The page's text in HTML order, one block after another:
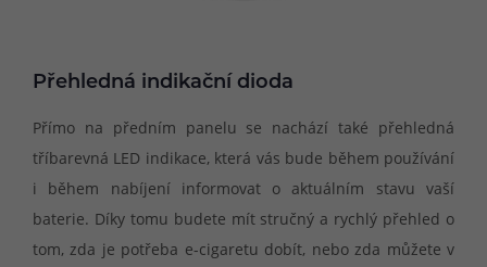
Přehledná indikační dioda
Přímo na předním panelu se nachází také přehledná
tříbarevná LED indikace, která vás bude během používání
i během nabíjení informovat o aktuálním stavu vaší
baterie. Díky tomu budete mít stručný a rychlý přehled o
tom, zda je potřeba e-cigaretu dobít, nebo zda můžete v